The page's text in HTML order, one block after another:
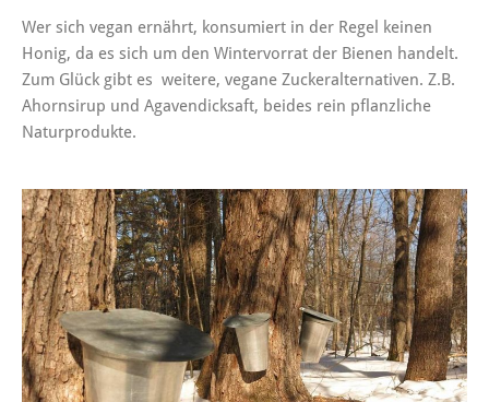
Wer sich vegan ernährt, konsumiert in der Regel keinen
Honig, da es sich um den Wintervorrat der Bienen handelt.
Zum Glück gibt es weitere, vegane Zuckeralternativen. Z.B.
Ahornsirup und Agavendicksaft, beides rein pflanzliche
Naturprodukte.